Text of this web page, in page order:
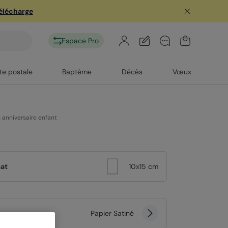
Espace Pro
postale Baptême Décès Vœux
enfant
10x15 cm
Papier Satiné